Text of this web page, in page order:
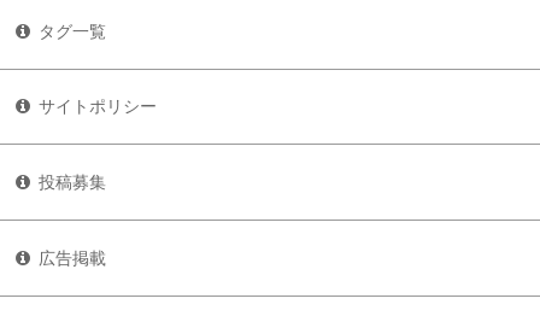
タグ一覧
サイトポリシー
投稿募集
広告掲載